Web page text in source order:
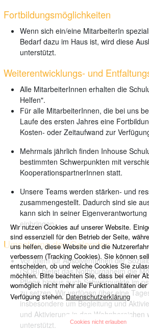
Wir nutzen Cookies auf unserer Website.
sind essenziell für den Betrieb der Seite,
uns helfen, diese Website und die
verbessern (Tracking Cookies). Sie können
entscheiden, ob und welche Cookies Sie
möchten. Bitte beachten Sie, dass bei einer
womöglich nicht mehr alle Funktionalitäten
Verfügung stehen. Datenschutzerklärung
Cookies nicht erlauben
Fortbildungsmöglichkeiten
Wenn sich ein/eine MitarbeiterIn
Bedarf dazu im Haus ist, wird diese
unterstützt.
Weiterentwicklungs- und
Alle MitarbeiterInnen erhalten die
Helfen".
Für alle MitarbeiterInnen, die bei uns
Laufe des ersten Jahres eine
Kosten- oder Zeitaufwand zur
Mehrmals jährlich finden Inhouse
bestimmten Schwerpunkten mit
KooperationspartnerInnen statt.
Unsere Teams werden stärken- und
zusammengestellt. Dadurch sind sie
kann sich in seiner
einbringen.
Umsetzung des Gelernten
Vor allem für AbsolventInnen der
(SOB) bietet das Nothburgaheim die
Pflege hinaus auch Schwerpunkte im
zu setzen. Wir verfügen über eine
insbesondere um Begleitung und
und Aktivierung in den Wohnbereichen
unterstützt.